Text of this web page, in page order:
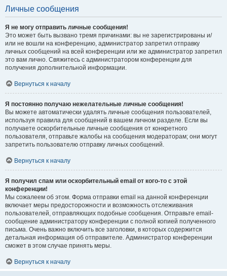
Личные сообщения
Я не могу отправить личные сообщения!
Это может быть вызвано тремя причинами: вы не зарегистрированы и/
или не вошли на конференцию, администратор запретил отправку
личных сообщений на всей конференции или же администратор запретил
это вам лично. Свяжитесь с администратором конференции для
получения дополнительной информации.
Вернуться к началу
Я постоянно получаю нежелательные личные сообщения!
Вы можете автоматически удалять личные сообщения пользователей,
используя правила для сообщений в вашем личном разделе. Если вы
получаете оскорбительные личные сообщения от конкретного
пользователя, отправьте жалобы на сообщения модераторам; они могут
запретить пользователю отправку личных сообщений.
Вернуться к началу
Я получил спам или оскорбительный email от кого-то с этой
конференции!
Мы сожалеем об этом. Форма отправки email на данной конференции
включает меры предосторожности и возможность отслеживания
пользователей, отправляющих подобные сообщения. Отправьте email-
сообщение администратору конференции с полной копией полученного
письма. Очень важно включить все заголовки, в которых содержится
детальная информация об отправителе. Администратор конференции
сможет в этом случае принять меры.
Вернуться к началу